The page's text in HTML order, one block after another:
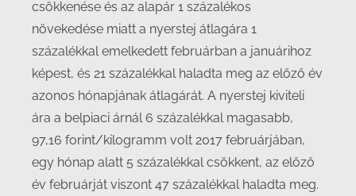
csökkenése és az alapár 1 százalékos
növekedése miatt a nyerstej átlagára 1
százalékkal emelkedett februárban a januárihoz
képest, és 21 százalékkal haladta meg az előző év
azonos hónapjának átlagárát. A nyerstej kiviteli
ára a belpiaci árnál 6 százalékkal magasabb,
97,16 forint/kilogramm volt 2017 februárjában,
egy hónap alatt 5 százalékkal csökkent, az előző
év februárját viszont 47 százalékkal haladta meg.